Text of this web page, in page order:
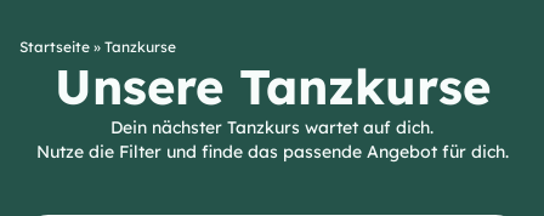
Startseite » Tanzkurse
Unsere Tanzkurse
Dein nächster Tanzkurs wartet auf dich.
Nutze die Filter und finde das passende Angebot für dich.